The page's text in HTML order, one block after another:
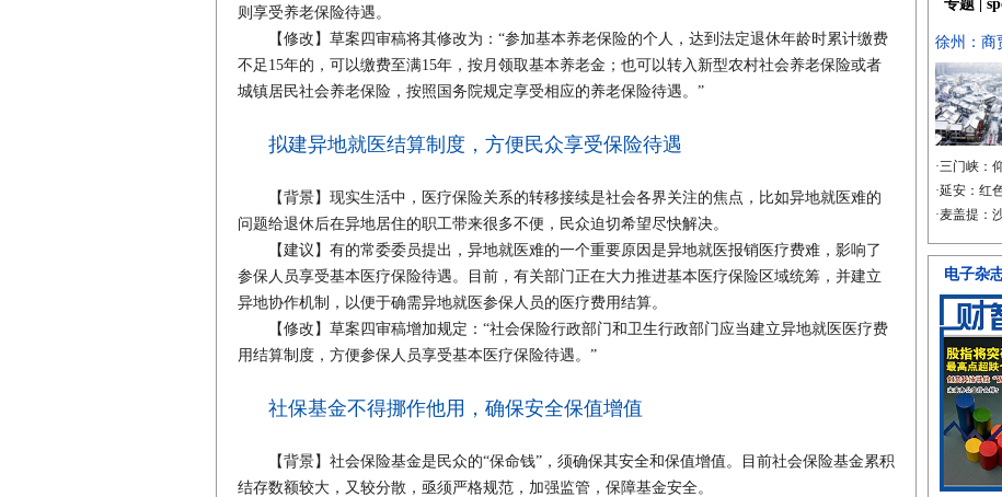
则享受养老保险待遇。
【修改】草案四审稿将其修改为：“参加基本养老保险的个人，达到法定退休年龄时累计缴费
不足15年的，可以缴费至满15年，按月领取基本养老金；也可以转入新型农村社会养老保险或者
城镇居民社会养老保险，按照国务院规定享受相应的养老保险待遇。”
拟建异地就医结算制度，方便民众享受保险待遇
【背景】现实生活中，医疗保险关系的转移接续是社会各界关注的焦点，比如异地就医难的
问题给退休后在异地居住的职工带来很多不便，民众迫切希望尽快解决。
【建议】有的常委委员提出，异地就医难的一个重要原因是异地就医报销医疗费难，影响了
参保人员享受基本医疗保险待遇。目前，有关部门正在大力推进基本医疗保险区域统筹，并建立
异地协作机制，以便于确需异地就医参保人员的医疗费用结算。
【修改】草案四审稿增加规定：“社会保险行政部门和卫生行政部门应当建立异地就医医疗费
用结算制度，方便参保人员享受基本医疗保险待遇。”
社保基金不得挪作他用，确保安全保值增值
【背景】社会保险基金是民众的“保命钱”，须确保其安全和保值增值。目前社会保险基金累积
结存数额较大，又较分散，亟须严格规范，加强监管，保障基金安全。